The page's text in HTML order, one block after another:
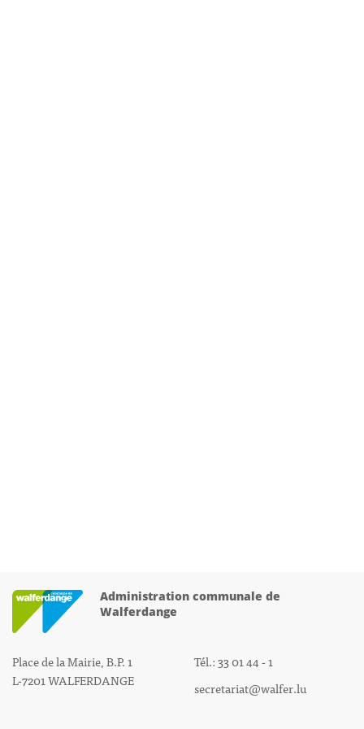
Administration communale de
Walferdange
Place de la Mairie, B.P. 1
L-7201 WALFERDANGE
Tél.: 33 01 44 - 1
secretariat@walfer.lu